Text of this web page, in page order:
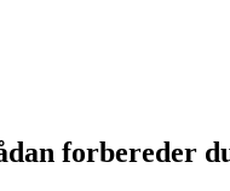
forbereder